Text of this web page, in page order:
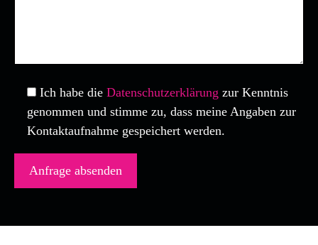
Ich habe die Datenschutzerklärung zur Kenntnis
genommen und stimme zu, dass meine Angaben zur
Kontaktaufnahme gespeichert werden.